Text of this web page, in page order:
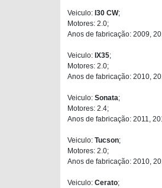
Veiculo: I30 CW;
Motores: 2.0;
Anos de fabricação: 2009,
Veiculo: IX35;
Motores: 2.0;
Anos de fabricação: 2010,
Veiculo: Sonata;
Motores: 2.4;
Anos de fabricação: 2011,
Veiculo: Tucson;
Motores: 2.0;
Anos de fabricação: 2010,
Veiculo: Cerato;